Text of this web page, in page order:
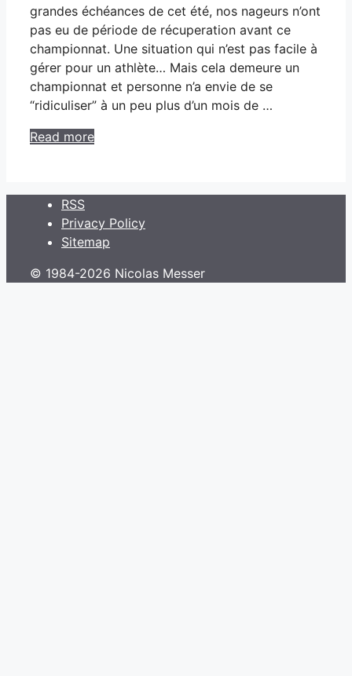
grandes échéances de cet été, nos nageurs n’ont
pas eu de période de récuperation avant ce
championnat. Une situation qui n’est pas facile à
gérer pour un athlète… Mais cela demeure un
championnat et personne n’a envie de se
“ridiculiser” à un peu plus d’un mois de …
Read more
RSS
Privacy Policy
Sitemap
© 1984-2026 Nicolas Messer